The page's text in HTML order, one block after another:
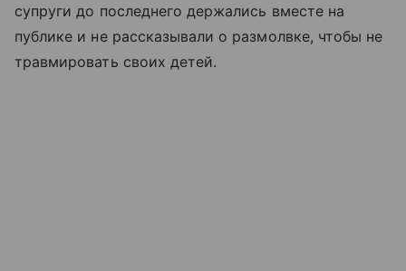
супруги до последнего держались вместе на
публике и не рассказывали о размолвке, чтобы не
травмировать своих детей.